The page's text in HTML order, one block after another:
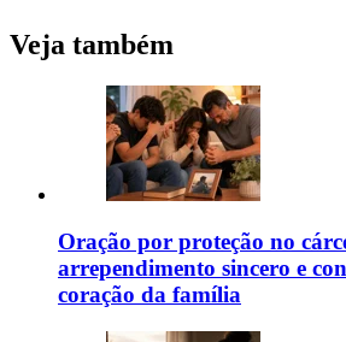
Veja também
Oração por proteção no
arrependimento sincero e
coração da família